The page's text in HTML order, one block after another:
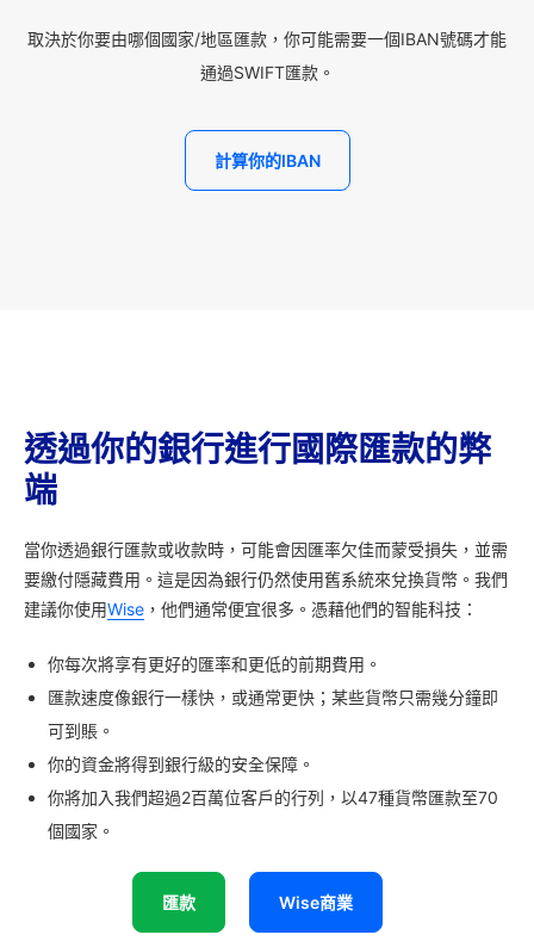
取決於你要由哪個國家/地區匯款，你可能需要一個IBAN號碼才能
通過SWIFT匯款。
計算你的IBAN
透過你的銀行進行國際匯款的弊
端
當你透過銀行匯款或收款時，可能會因匯率欠佳而蒙受損失，並需
要繳付隱藏費用。這是因為銀行仍然使用舊系統來兌換貨幣。我們
建議你使用Wise ，他們通常便宜很多。憑藉他們的智能科技：
你每次將享有更好的匯率和更低的前期費用。
匯款速度像銀行一樣快，或通常更快；某些貨幣只需幾分鐘即
可到賬。
你的資金將得到銀行級的安全保障。
你將加入我們超過2百萬位客戶的行列，以47種貨幣匯款至70
個國家。
匯款 Wise商業